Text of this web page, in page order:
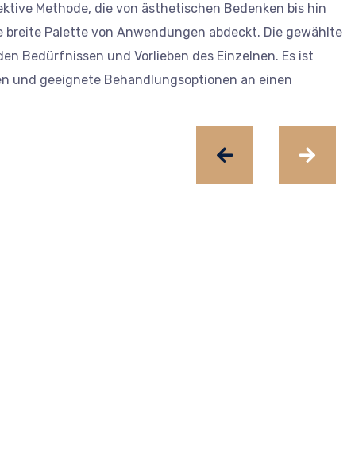
Methode, die von ästhetischen Bedenken bis hin
Palette von Anwendungen abdeckt. Die gewählte
Bedürfnissen und Vorlieben des Einzelnen. Es ist
geeignete Behandlungsoptionen an einen